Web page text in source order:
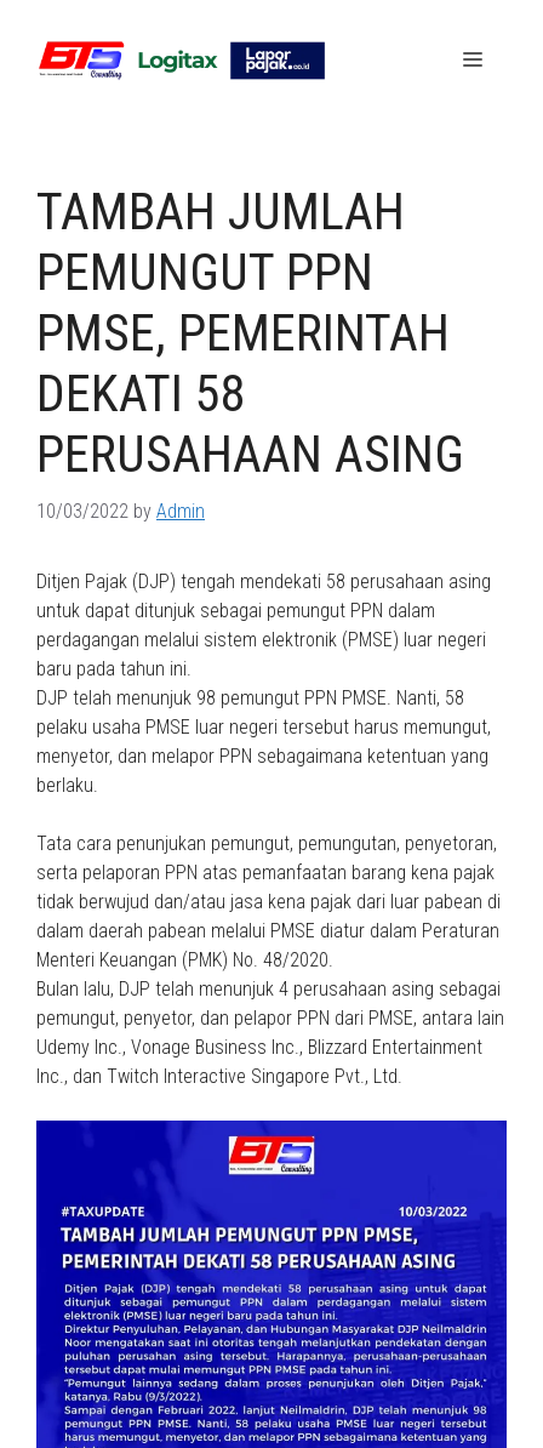
content
Menu
TAMBAH JUMLAH
PEMUNGUT PPN
PMSE, PEMERINTAH
DEKATI 58
PERUSAHAAN ASING
10/03/2022 by Admin
Ditjen Pajak (DJP) tengah mendekati 58 perusahaan asing
untuk dapat ditunjuk sebagai pemungut PPN dalam
perdagangan melalui sistem elektronik (PMSE) luar negeri
baru pada tahun ini.
DJP telah menunjuk 98 pemungut PPN PMSE. Nanti, 58
pelaku usaha PMSE luar negeri tersebut harus memungut,
menyetor, dan melapor PPN sebagaimana ketentuan yang
berlaku.
Tata cara penunjukan pemungut, pemungutan, penyetoran,
serta pelaporan PPN atas pemanfaatan barang kena pajak
tidak berwujud dan/atau jasa kena pajak dari luar pabean di
dalam daerah pabean melalui PMSE diatur dalam Peraturan
Menteri Keuangan (PMK) No. 48/2020.
Bulan lalu, DJP telah menunjuk 4 perusahaan asing sebagai
pemungut, penyetor, dan pelapor PPN dari PMSE, antara lain
Udemy Inc., Vonage Business Inc., Blizzard Entertainment
Inc., dan Twitch Interactive Singapore Pvt., Ltd.